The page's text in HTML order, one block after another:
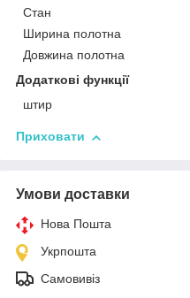
Стан
Ширина полотна
Довжина полотна
Додаткові функції
штир
Приховати
Умови доставки
Нова Пошта
Укрпошта
Самовивіз